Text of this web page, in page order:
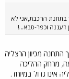
בתחנת-הרכבת,אני לא
רעננה וכפר-סבא...!
לתוך התחנה מכיוון הרצליה
מרחק ההליכה
אינו גדול במיוחד.